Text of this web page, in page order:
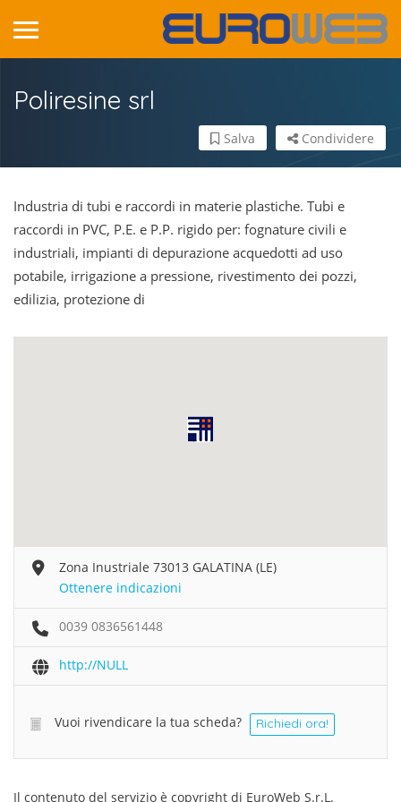
Poliresine srl
Condividere
Salva
Industria di tubi e raccordi in materie plastiche. Tubi e
raccordi in PVC, P.E. e P.P. rigido per: fognature civili e
industriali, impianti di depurazione acquedotti ad uso
potabile, irrigazione a pressione, rivestimento dei pozzi,
edilizia, protezione di
Zona Inustriale 73013 GALATINA (LE)
Ottenere indicazioni
0039 0836561448
http://NULL
Vuoi rivendicare la tua scheda? Richiedi ora!
Il contenuto del servizio è copyright di EuroWeb S.r.L.